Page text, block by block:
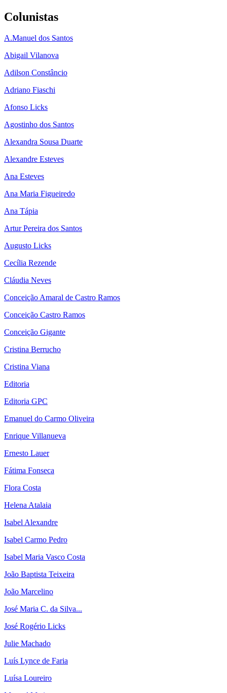
Colunistas
A.Manuel dos Santos
Abigail Vilanova
Adilson Constâncio
Adriano Fiaschi
Afonso Licks
Agostinho dos Santos
Alexandra Sousa Duarte
Alexandre Esteves
Ana Esteves
Ana Maria Figueiredo
Ana Tápia
Artur Pereira dos Santos
Augusto Licks
Cecília Rezende
Cláudia Neves
Conceição Amaral de Castro Ramos
Conceição Castro Ramos
Conceição Gigante
Cristina Berrucho
Cristina Viana
Editoria
Editoria GPC
Emanuel do Carmo Oliveira
Enrique Villanueva
Ernesto Lauer
Fátima Fonseca
Flora Costa
Helena Atalaia
Isabel Alexandre
Isabel Carmo Pedro
Isabel Maria Vasco Costa
João Baptista Teixeira
João Marcelino
José Maria C. da Silva...
José Rogério Licks
Julie Machado
Luís Lynce de Faria
Luísa Loureiro